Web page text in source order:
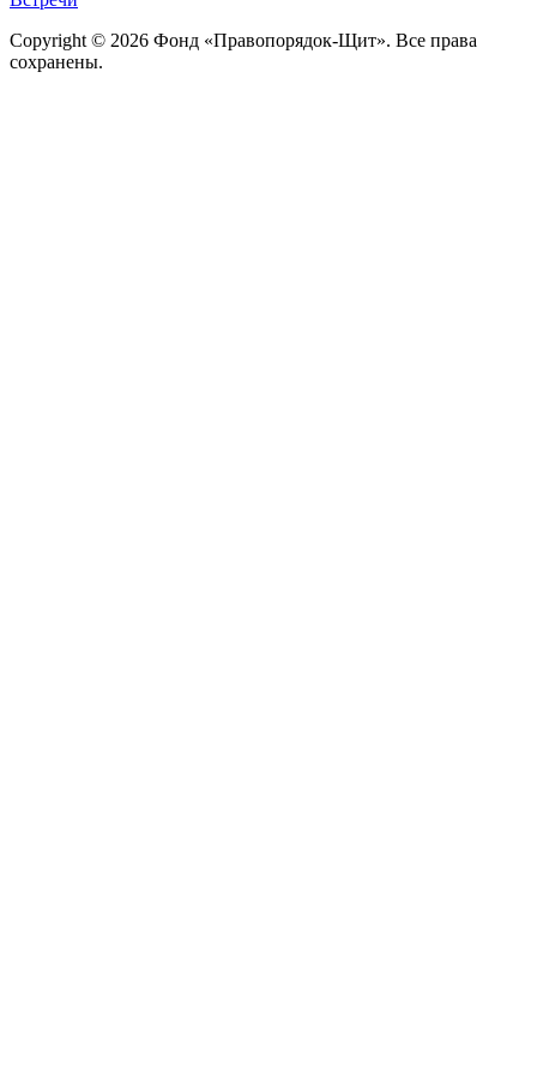
Copyright © 2026 Фонд «Правопорядок-Щит». Все права
сохранены.